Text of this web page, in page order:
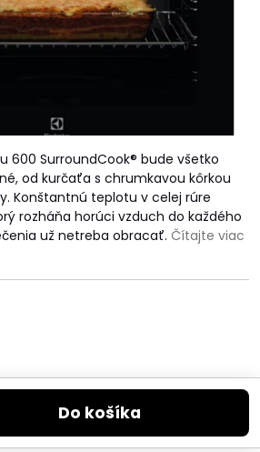
600 SurroundCook® bude všetko
od kurčaťa s chrumkavou kôrkou
Konštantnú teplotu v celej rúre
rozháňa horúci vzduch do každého
už netreba obracať. Čítajte viac
Do košíka